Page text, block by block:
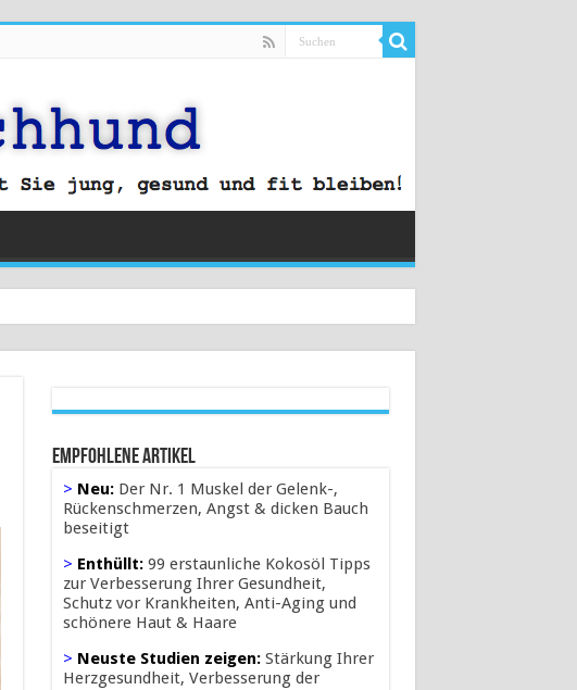
Empfohlene Artikel
> Neu: Der Nr. 1 Muskel der Gelenk-,
Rückenschmerzen, Angst & dicken Bauch
beseitigt
> Enthüllt: 99 erstaunliche Kokosöl Tipps
zur Verbesserung Ihrer Gesundheit,
Schutz vor Krankheiten, Anti-Aging und
schönere Haut & Haare
> Neuste Studien zeigen: Stärkung Ihrer
Herzgesundheit, Verbesserung der